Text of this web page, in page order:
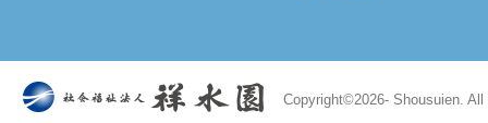
Copyright©2026- Shousuien.